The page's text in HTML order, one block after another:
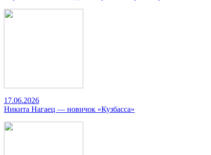
17.06.2026
Никита Нагаец — новичок «Кузбасса»